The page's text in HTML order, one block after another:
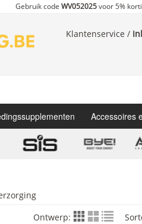
Gebruik codeWV052025voor 5%
Klantenservice /
Accessoires
Ontwerp: